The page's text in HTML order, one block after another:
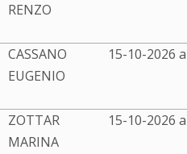
RENZO
CASSANO
EUGENIO
15-10-2026
ZOTTAR
MARINA
15-10-2026